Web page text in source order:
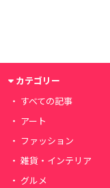
カテゴリー
すべての記事
アート
ファッション
雑貨・インテリア
グルメ